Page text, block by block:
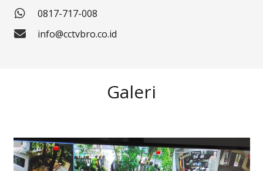
0817-717-008
info@cctvbro.co.id
Galeri